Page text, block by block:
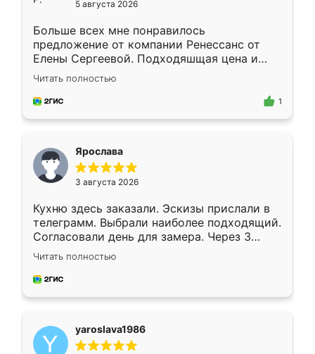
5 августа 2026
Больше всех мне понравилось
предложение от компании Ренессанс от
Елены Сергеевой. Подходяшщая цена и
короткие сроки изготовления. Приехавший
для замера сотрудник Владислав
предложил по моему эскизу самый
Читать полностью
1
Ярослава
3 августа 2026
Кухню здесь заказали. Эскизы прислали в
телеграмм. Выбрали наиболее подходящий.
Согласовали день для замера. Через 3
недели кухня была уже готова. Остались
довольны работой. Спасибо Ренессанс
мебель за качественную работу!
Читать полностью
yaroslava1986